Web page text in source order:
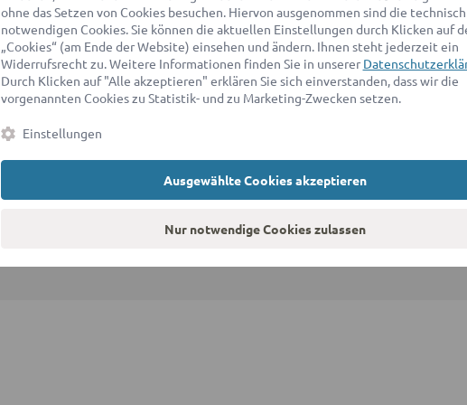
ohne das Setzen von Cookies besuchen. Hiervon ausgenommen sind die technisch
notwendigen Cookies. Sie können die aktuellen Einstellungen durch Klicken auf
„Cookies“ (am Ende der Website) einsehen und ändern. Ihnen steht jederzeit ein
Widerrufsrecht zu. Weitere Informationen finden Sie in unserer
Durch Klicken auf "Alle akzeptieren" erklären Sie sich einverstanden, dass wir die
vorgenannten Cookies zu Statistik- und zu Marketing-Zwecken setzen.
Einstellungen
Ausgewählte Cookies akzeptieren
Nur notwendige Cookies zulassen